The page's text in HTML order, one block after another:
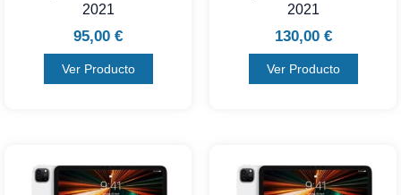
2021
95,00 €
Ver Producto
2021
130,00 €
Ver Producto